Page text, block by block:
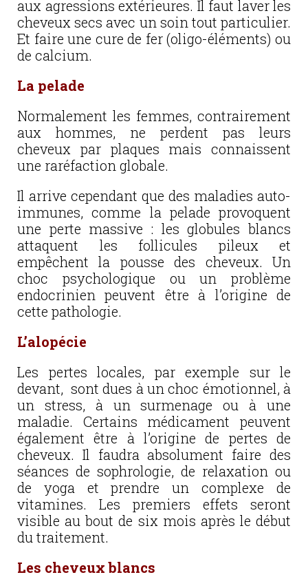
aux agressions extérieures. Il faut laver les
cheveux secs avec un soin tout particulier.
Et faire une cure de fer (oligo-éléments) ou
de calcium.
La pelade
Normalement les femmes, contrairement
aux hommes, ne perdent pas leurs
cheveux par plaques mais connaissent
une raréfaction globale.
Il arrive cependant que des maladies auto-
immunes, comme la pelade provoquent
une perte massive : les globules blancs
attaquent les follicules pileux et
empêchent la pousse des cheveux. Un
choc psychologique ou un problème
endocrinien peuvent être à l’origine de
cette pathologie.
L’alopécie
Les pertes locales, par exemple sur le
devant, sont dues à un choc émotionnel, à
un stress, à un surmenage ou à une
maladie. Certains médicament peuvent
également être à l’origine de pertes de
cheveux. Il faudra absolument faire des
séances de sophrologie, de relaxation ou
de yoga et prendre un complexe de
vitamines. Les premiers effets seront
visible au bout de six mois après le début
du traitement.
Les cheveux blancs